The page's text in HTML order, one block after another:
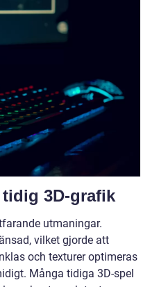
3D-grafik
utmaningar.
vilket gjorde att
och texturer optimeras
Många tidiga 3D-spel